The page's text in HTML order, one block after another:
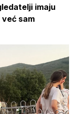
imaju
sam